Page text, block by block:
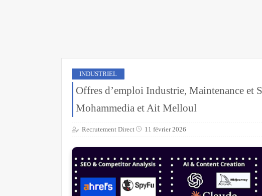
INDUSTRIEL
Offres d’emploi Industrie, Maintenance et
Mohammedia et Ait Melloul
Recrutement Direct 11 février 2026